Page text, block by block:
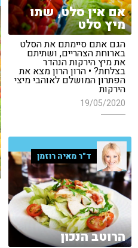
אם אין סלט, שתו
מיץ סלט
הגם אתם סיימתם את הסלט
בארוחת הצהריים, ושתיתם
את מיץ הירקות הנהדר
בצלחת? • הרון הרון מצא את
הפתרון המושלם לאוהבי מיצי
הירקות
19/05/2020
ד"ר מאיה רוזמן
הרוטב הנכון